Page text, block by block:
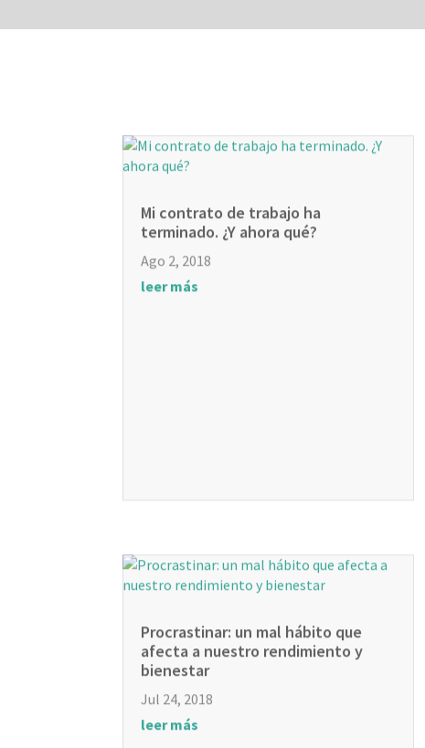
terminado. ¿Y ahora qué?
Ago 2, 2018
leer más
afecta a nuestro rendimiento y
bienestar
Jul 24, 2018
leer más